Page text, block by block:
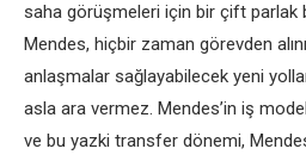
saha görüşmeleri için bir çift parlak
Mendes, hiçbir zaman görevden
anlaşmalar sağlayabilecek yeni
asla ara vermez. Mendes’in iş
ve bu yazki transfer dönemi,